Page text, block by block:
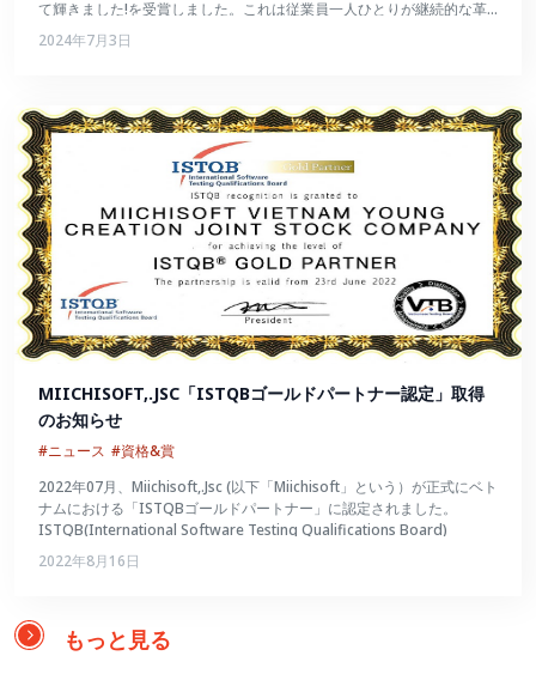
て輝きました!を受賞しました。これは従業員一人ひとりが継続的な革
新を続け、数々の試練を切り抜けて大きく成長したことの証でもあるで
しょう。
2024年7月3日
MIICHISOFT,.JSC「ISTQBゴールドパートナー認定」取得
のお知らせ
#ニュース #資格&賞
2022年07月、Miichisoft,.Jsc (以下「Miichisoft」という）が正式にベト
ナムにおける「ISTQBゴールドパートナー」に認定されました。
ISTQB(International Software Testing Qualifications Board)
2022年8月16日
もっと見る